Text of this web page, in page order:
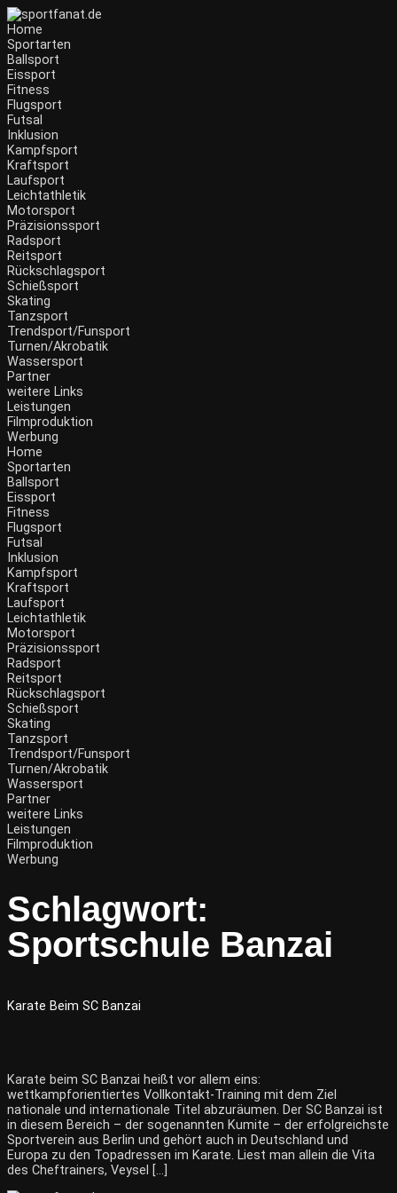
Home
Sportarten
Ballsport
Eissport
Fitness
Flugsport
Futsal
Inklusion
Kampfsport
Kraftsport
Laufsport
Leichtathletik
Motorsport
Präzisionssport
Radsport
Reitsport
Rückschlagsport
Schießsport
Skating
Tanzsport
Trendsport/Funsport
Turnen/Akrobatik
Wassersport
Partner
weitere Links
Leistungen
Filmproduktion
Werbung
Home
Sportarten
Ballsport
Eissport
Fitness
Flugsport
Futsal
Inklusion
Kampfsport
Kraftsport
Laufsport
Leichtathletik
Motorsport
Präzisionssport
Radsport
Reitsport
Rückschlagsport
Schießsport
Skating
Tanzsport
Trendsport/Funsport
Turnen/Akrobatik
Wassersport
Partner
weitere Links
Leistungen
Filmproduktion
Werbung
Schlagwort:
Sportschule Banzai
Karate Beim SC Banzai
Karate beim SC Banzai heißt vor allem eins:
wettkampforientiertes Vollkontakt-Training mit dem Ziel
nationale und internationale Titel abzuräumen. Der SC Banzai ist
in diesem Bereich – der sogenannten Kumite – der erfolgreichste
Sportverein aus Berlin und gehört auch in Deutschland und
Europa zu den Topadressen im Karate. Liest man allein die Vita
des Cheftrainers, Veysel […]